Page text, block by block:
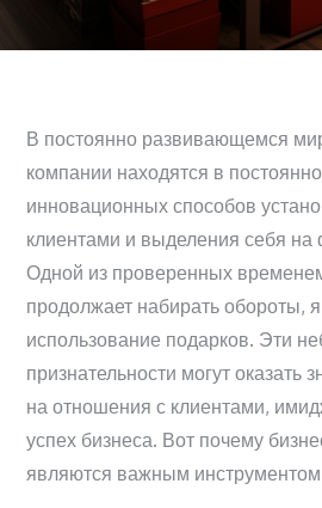
В постоянно развивающемся
компании находятся в
инновационных способов
клиентами и выделения себя на
Одной из проверенных
продолжает набирать обороты,
использование подарков. Эти
признательности могут оказать
на отношения с клиентами,
успех бизнеса. Вот почему
являются важным инструментом